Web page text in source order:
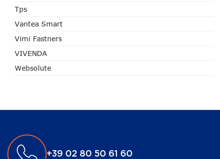
Tps
Vantea Smart
Vimi Fastners
VIVENDA
Websolute
+39 02 80 50 61 60